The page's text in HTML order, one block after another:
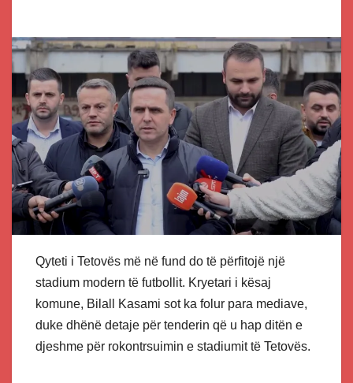
Qyteti i Tetovës më në fund do të përfitojë një
stadium modern të futbollit. Kryetari i kësaj
komune, Bilall Kasami sot ka folur para mediave,
duke dhënë detaje për tenderin që u hap ditën e
djeshme për rokontrsuimin e stadiumit të Tetovës.